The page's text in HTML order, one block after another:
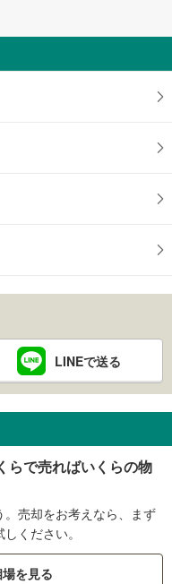
LINEで送る
らで売ればいくらの物
売却をお考えなら、まず
ください。
を見る